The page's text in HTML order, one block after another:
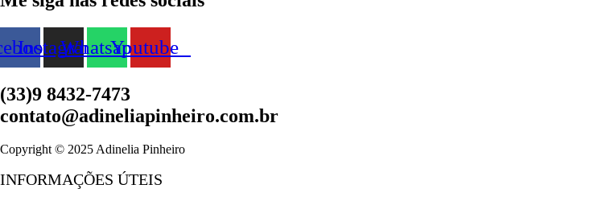
InstagramWhatsappYoutube
(33)9 8432-7473
contato@adineliapinheiro.com.br
Copyright © 2025 Adinelia Pinheiro
INFORMAÇÕES ÚTEIS